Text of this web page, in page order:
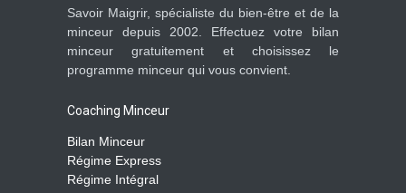
Savoir Maigrir, spécialiste du bien-être et de la
minceur depuis 2002. Effectuez votre bilan
minceur gratuitement et choisissez le
programme minceur qui vous convient.
Coaching Minceur
Bilan Minceur
Régime Express
Régime Intégral